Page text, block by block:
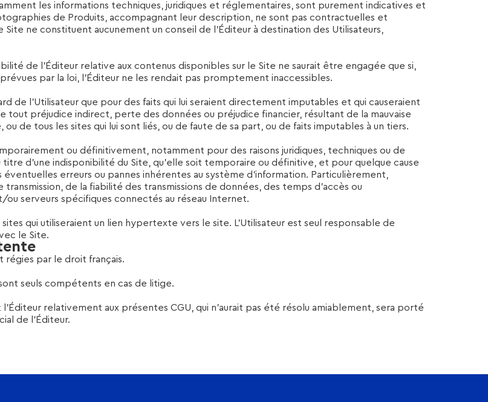
les informations techniques, juridiques et réglementaires, sont purement indicatives et
de Produits, accompagnant leur description, ne sont pas contractuelles et
Site ne constituent aucunement un conseil de l’Éditeur à destination des Utilisateurs,
de l’Éditeur relative aux contenus disponibles sur le Site ne saurait être engagée que si,
par la loi, l’Éditeur ne les rendait pas promptement inaccessibles.
de l’Utilisateur que pour des faits qui lui seraient directement imputables et qui causeraient
tout préjudice indirect, perte des données ou préjudice financier, résultant de la mauvaise
de tous les sites qui lui sont liés, ou de faute de sa part, ou de faits imputables à un tiers.
ou définitivement, notamment pour des raisons juridiques, techniques ou de
d’une indisponibilité du Site, qu’elle soit temporaire ou définitive, et pour quelque cause
erreurs ou pannes inhérentes au système d’information. Particulièrement,
de la fiabilité des transmissions de données, des temps d’accès ou
serveurs spécifiques connectés au réseau Internet.
qui utiliseraient un lien hypertexte vers le site. L’Utilisateur est seul responsable de
le Site.
régies par le droit français.
seuls compétents en cas de litige.
relativement aux présentes CGU, qui n’aurait pas été résolu amiablement, sera porté
de l’Éditeur.